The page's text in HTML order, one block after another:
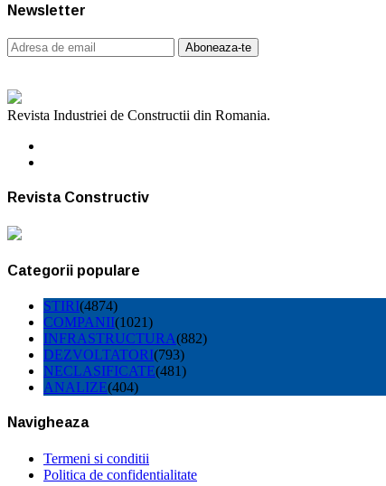
Newsletter
Revista Industriei de Constructii din Romania.
Revista Constructiv
Categorii populare
STIRI(4874)
COMPANII(1021)
INFRASTRUCTURA(882)
DEZVOLTATORI(793)
NECLASIFICATE(481)
ANALIZE(404)
Navigheaza
Termeni si conditii
Politica de confidentialitate